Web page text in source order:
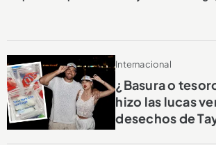
Internacional
¿Basura o
hizo las lucas
desechos de